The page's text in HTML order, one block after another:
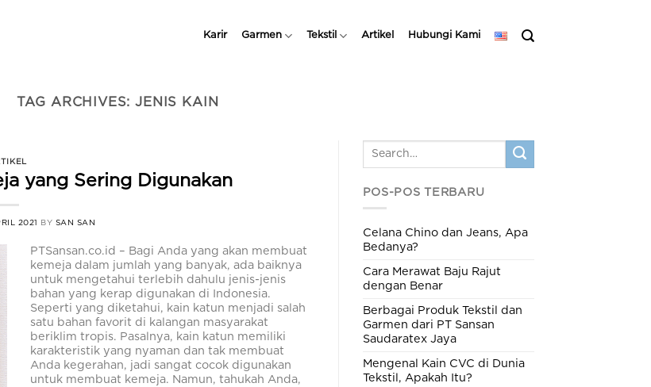
Karir Garmen Tekstil Artikel Hubungi Kami
TAG ARCHIVES:JENIS KAIN
yang Sering Digunakan
2021 BY SAN SAN
PTSansan.co.id – Bagi Anda yang akan membuat
kemeja dalam jumlah yang banyak, ada baiknya
untuk mengetahui terlebih dahulu jenis-jenis
bahan yang kerap digunakan di Indonesia.
Seperti yang diketahui, kain katun menjadi salah
satu bahan favorit di kalangan masyarakat
beriklim tropis. Pasalnya, kain katun memiliki
karakteristik yang nyaman dan tak membuat
Anda kegerahan, jadi sangat cocok digunakan
untuk membuat kemeja. Namun, tahukah Anda,
POS-POS TERBARU
Celana Chino dan Jeans, Apa
Bedanya?
Cara Merawat Baju Rajut
dengan Benar
Berbagai Produk Tekstil dan
Garmen dari PT Sansan
Saudaratex Jaya
Mengenal Kain CVC di Dunia
Tekstil, Apakah Itu?